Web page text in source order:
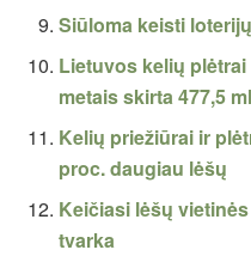
Siūloma keisti
Lietuvos kelių
metais skirta 477,5
Kelių priežiūrai ir
proc. daugiau lėšų
Keičiasi lėšų
tvarka